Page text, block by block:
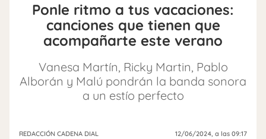
Ponle ritmo a tus vacaciones:
canciones que tienen que
acompañarte este verano
Vanesa Martín, Ricky Martin, Pablo
Alborán y Malú pondrán la banda sonora
a un estío perfecto
REDACCIÓN CADENA DIAL 12/06/2024, a las 09:17